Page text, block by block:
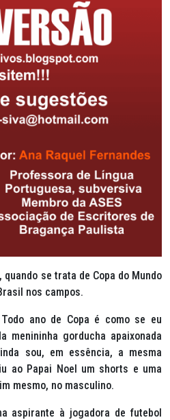
se trata de Copa do Mundo
nos campos.
ano de Copa é como se eu
menininha gorducha apaixonada
sou, em essência, a mesma
ao Papai Noel um shorts e uma
mesmo, no masculino.
aspirante à jogadora de futebol